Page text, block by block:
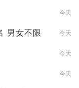
今天
男女不限 今天
今天
今天